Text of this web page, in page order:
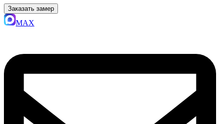
Заказать замер
MAX